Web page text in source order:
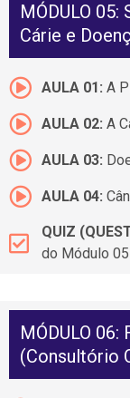
MÓDULO
Cárie e
AULA 01: A
AULA 02: A
AULA 03:
AULA 04:
QUIZ
do Módulo
MÓDULO
(Consultório